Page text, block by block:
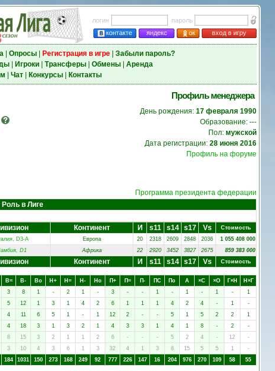
логин
пароль
контакте
яндекс ок вход в игру
| Опросы| Регистрация в игре| Забыли пароль?
| Игроки| Трансферы| Обмены| Аренда
Чат| Конкурсы| Контакты
Профиль менеджера
День рождения: 17 февраля 1990
Образование: ---
Пол: мужской
Дата регистрации: 28 июня 2016
Профиль на форуме
Программа президента федерации
Роль в Лиге
Континент И s11 s14 s17 Vs
Стоимость
D3-A Европа 20 2318 2609 2848 2036
1 055 408 000
D1 Африка 22 2920 3452 3827 2675 859 383 000
Континент И s11 s14 s17 Vs Стоимость
В= В- Вo Н+ Н= Н- Нo П+ П= П- ПC Пo А ×C ×O Г×Н
Н×Г
3 8 1 - 2 1 - 3 - - 1 - 1 - 1 -
1
5 12 1 3 1 4 2 6 1 1 1 4 2 4 - 1
-
4 11 6 5 1 - 1 12 2 - - 5 1 5 2 2
1
4 18 3 1 3 2 1 4 3 3 1 4 1 8 - 2
-
8 15 3 2 1 1 2 6 - - - 5 2 4 - 12
-
3 10 4 3 6 1 3 32 4 1 3 8 15 5 5 1
-
184 1031 150 273 168 249 92 777 226 147 16 204 976 270 109 58 55